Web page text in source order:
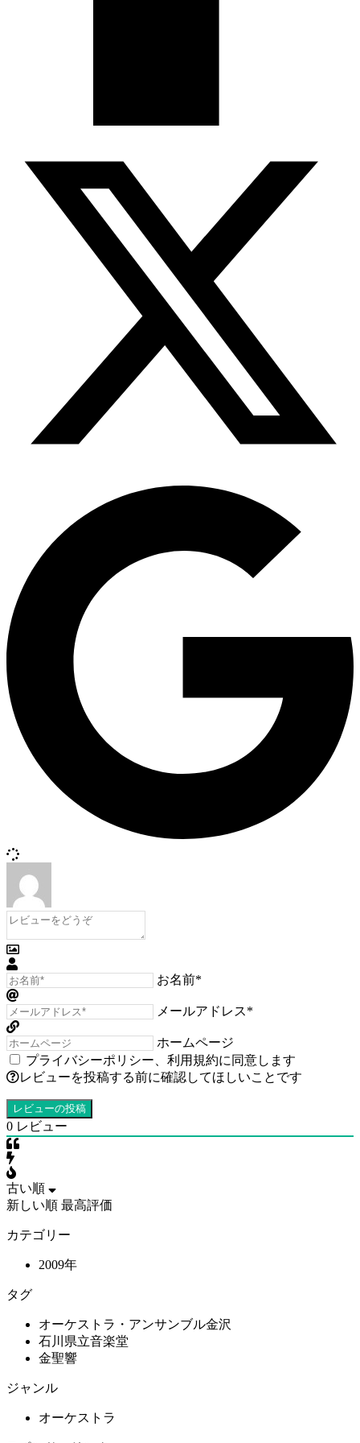
お名前*
メールアドレス*
ホームページ
プライバシーポリシー
利用規約に同意します
レビューを投稿する前に確認してほしいことです
0 レビュー
古い順
新しい順 最高評価
カテゴリー
2009年
タグ
オーケストラ・アンサンブル金沢
石川県立音楽堂
金聖響
ジャンル
オーケストラ